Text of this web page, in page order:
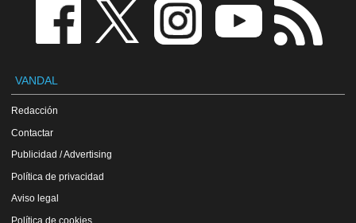
VANDAL
Redacción
Contactar
Publicidad / Advertising
Política de privacidad
Aviso legal
Política de cookies